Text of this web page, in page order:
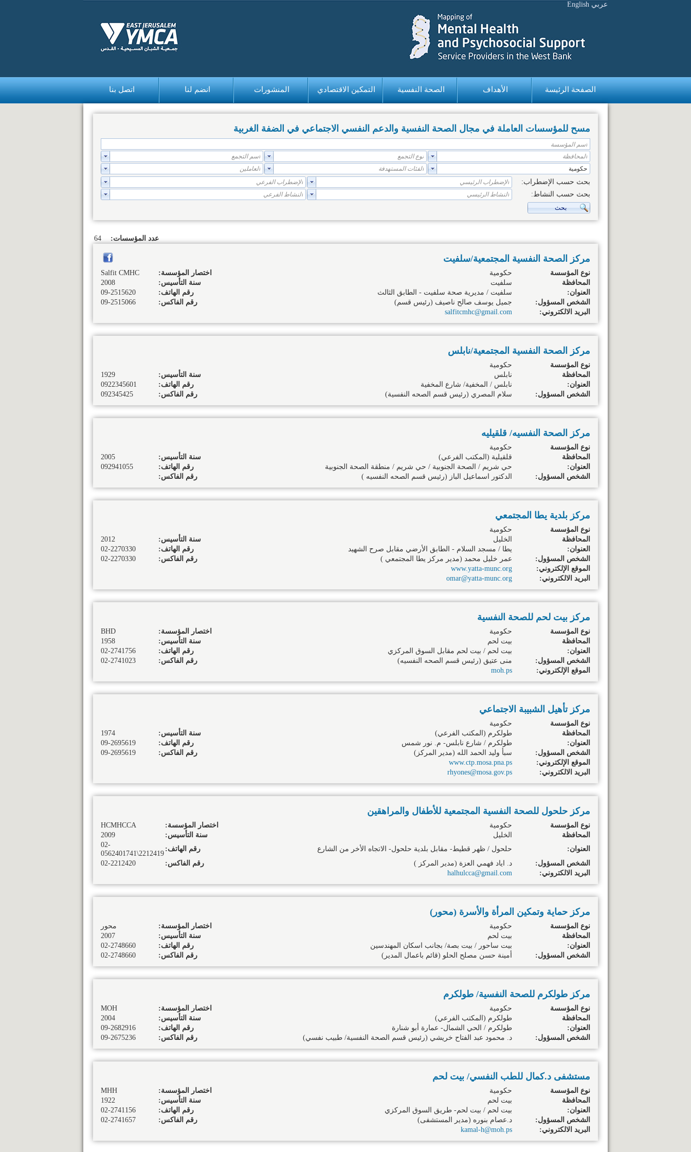
English عربي
الصفحة الرئيسة الأهداف الصحة النفسية التمكين الاقتصادي المنشورات انضم لنا اتصل بنا
مسح للمؤسسات العاملة في مجال الصحة النفسية والدعم النفسي الاجتماعي في الضفة الغربية
بحث حسب الإضطراب:
بحث حسب النشاط:
عدد المؤسسات: 64
مركز الصحة النفسية المجتمعية/سلفيت
نوع المؤسسة حكومية اختصار المؤسسة:
Salfit CMHC
المحافظة
سلفيت سنة التأسيس:
2008
العنوان:
سلفيت / مديرية صحة سلفيت - الطابق الثالث رقم الهاتف:
09-2515620
الشخص المسؤول:
جميل يوسف صالح ناصيف (رئيس قسم) رقم الفاكس:
09-2515066
البريد الالكتروني:
salfitcmhc@gmail.com
مركز الصحة النفسية المجتمعية/نابلس
نوع المؤسسة
حكومية
المحافظة
نابلس سنة التأسيس:
1929
العنوان:
نابلس / المخفية/ شارع المخفية رقم الهاتف:
0922345601
الشخص المسؤول:
سلام المصري (رئيس قسم الصحه النفسية) رقم الفاكس: 092345425
مركز الصحة النفسيه/ قلقيليه
نوع المؤسسة
حكومية
المحافظة
قلقيلية (المكتب الفرعي) سنة التأسيس:
2005
العنوان:
حي شريم / الصحة الجنوبية / حي شريم / منطقة الصحة الجنوبية رقم الهاتف:
092941055
الشخص المسؤول:
الدكتور اسماعيل الباز (رئيس قسم الصحه النفسيه ) رقم الفاكس:
مركز بلدية يطا المجتمعي
نوع المؤسسة
حكومية
المحافظة
الخليل سنة التأسيس:
2012
العنوان:
يطا / مسجد السلام - الطابق الأرضي مقابل صرح الشهيد رقم الهاتف:
02-2270330
الشخص المسؤول:
عمر خليل محمد (مدير مركز يطا المجتمعي ) رقم الفاكس:
02-2270330
الموقع الإلكتروني:
www.yatta-munc.org
البريد الالكتروني:
omar@yatta-munc.org
مركز بيت لحم للصحة النفسية
نوع المؤسسة حكومية اختصار المؤسسة:
BHD
المحافظة
بيت لحم سنة التأسيس:
1958
العنوان:
بيت لحم / بيت لحم مقابل السوق المركزي رقم الهاتف:
02-2741756
الشخص المسؤول:
منى عتيق (رئيس قسم الصحه النفسيه) رقم الفاكس:
02-2741023
الموقع الإلكتروني:
moh.ps
مركز تأهيل الشبيبة الاجتماعي
نوع المؤسسة
حكومية
المحافظة
طولكرم (المكتب الفرعي) سنة التأسيس:
1974
العنوان:
طولكرم / شارع نابلس- م. نور شمس رقم الهاتف:
09-2695619
الشخص المسؤول:
سبأ وليد الحمد الله (مدير المركز) رقم الفاكس:
09-2695619
الموقع الإلكتروني:
www.ctp.mosa.pna.ps
البريد الالكتروني:
rhyones@mosa.gov.ps
مركز حلحول للصحة النفسية المجتمعية للأطفال والمراهقين
نوع المؤسسة حكومية اختصار المؤسسة:
HCMHCCA
المحافظة
الخليل سنة التأسيس:
2009
العنوان:
حلحول / ظهر قطيط- مقابل بلدية حلحول- الاتجاه الأخر من الشارع رقم الهاتف:
02-
2212419\0562401741
الشخص المسؤول:
د. اياد فهمي العزة (مدير المركز ) رقم الفاكس:
02-2212420
البريد الالكتروني:
halhulcca@gmail.com
مركز حماية وتمكين المرأة والأسرة (محور)
نوع المؤسسة حكومية اختصار المؤسسة:
محور
المحافظة
بيت لحم سنة التأسيس:
2007
العنوان:
بيت ساحور / بيت بصة/ بجانب اسكان المهندسين رقم الهاتف:
02-2748660
الشخص المسؤول:
أمينة حسن مصلح الحلو (قائم باعمال المدير) رقم الفاكس: 02-2748660
مركز طولكرم للصحة النفسية/ طولكرم
نوع المؤسسة حكومية اختصار المؤسسة:
MOH
المحافظة
طولكرم (المكتب الفرعي) سنة التأسيس:
2004
العنوان:
طولكرم / الحي الشمال- عمارة أبو شنارة رقم الهاتف:
09-2682916
الشخص المسؤول:
د. محمود عبد الفتاح خريشي (رئيس قسم الصحة النفسية/ طبيب نفسي) رقم الفاكس: 09-2675236
مستشفى د.كمال للطب النفسي/ بيت لحم
نوع المؤسسة حكومية اختصار المؤسسة:
MHH
المحافظة
بيت لحم سنة التأسيس:
1922
العنوان:
بيت لحم / بيت لحم- طريق السوق المركزي رقم الهاتف:
02-2741156
الشخص المسؤول:
د.عصام بنوره (مدير المستشفى) رقم الفاكس:
02-2741657
البريد الالكتروني:
kamal-h@moh.ps